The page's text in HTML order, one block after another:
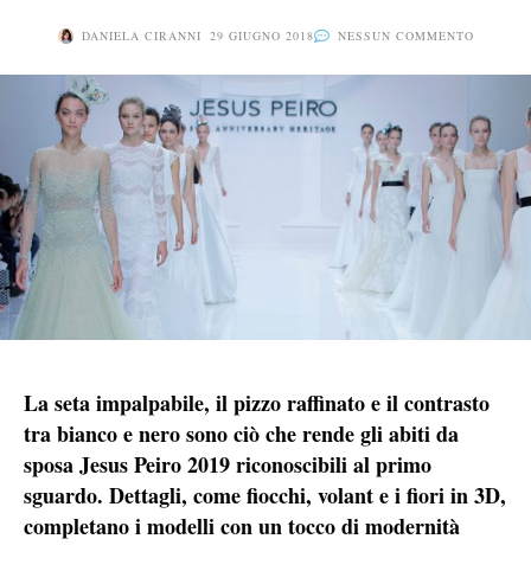
DANIELA CIRANNI 29 GIUGNO 2018 NESSUN COMMENTO
La seta impalpabile, il pizzo raffinato e il contrasto
tra bianco e nero sono ciò che rende gli abiti da
sposa Jesus Peiro 2019 riconoscibili al primo
sguardo. Dettagli, come fiocchi, volant e i fiori in 3D,
completano i modelli con un tocco di modernità